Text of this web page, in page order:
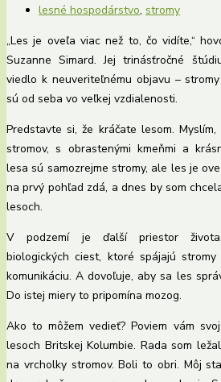
lesné hospodárstvo, stromy
„Les je oveľa viac než to, čo vidíte,“
Suzanne Simard. Jej trinásťročné
viedlo k neuveriteľnému objavu –
sú od seba vo veľkej vzdialenosti.
Predstavte si, že kráčate lesom.
stromov, s obrastenými kmeňmi a
lesa sú samozrejme stromy, ale les je
na prvý pohľad zdá, a dnes by som
lesoch.
V podzemí je ďalší priestor
biologických ciest, ktoré spájajú
komunikáciu. A dovoľuje, aby sa les
Do istej miery to pripomína mozog.
Ako to môžem vedieť? Poviem vám
lesoch Britskej Kolumbie. Rada som
na vrcholky stromov. Boli to obri. Môj